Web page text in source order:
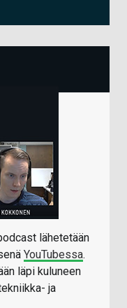
lähetetään
YouTubessa.
läpi kuluneen
ja